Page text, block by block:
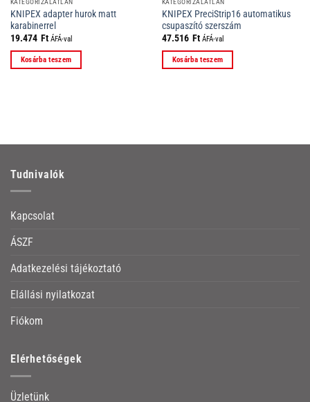
KATEGORIZÁLATLAN
KNIPEX adapter hurok matt
karabinerrel
19.474 Ft ÁFÁ-val
Kosárba teszem
KATEGORIZÁLATLAN
KNIPEX PreciStrip16 automatikus
csupaszító szerszám
47.516 Ft ÁFÁ-val
Kosárba teszem
Tudnivalók
Kapcsolat
ÁSZF
Adatkezelési tájékoztató
Elállási nyilatkozat
Fiókom
Elérhetőségek
Üzletünk